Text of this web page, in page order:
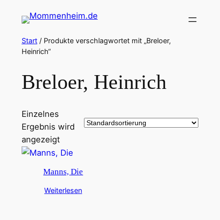
Inhalt
springen
Start/ Produkte verschlagwortet mit „Breloer,
Heinrich“
Breloer, Heinrich
Einzelnes
Ergebnis wird
angezeigt
Manns, Die
Weiterlesen